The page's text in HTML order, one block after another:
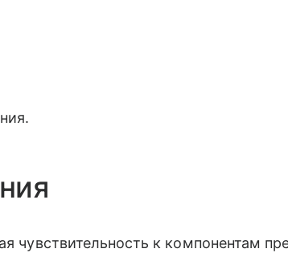
чувствительность к компонентам